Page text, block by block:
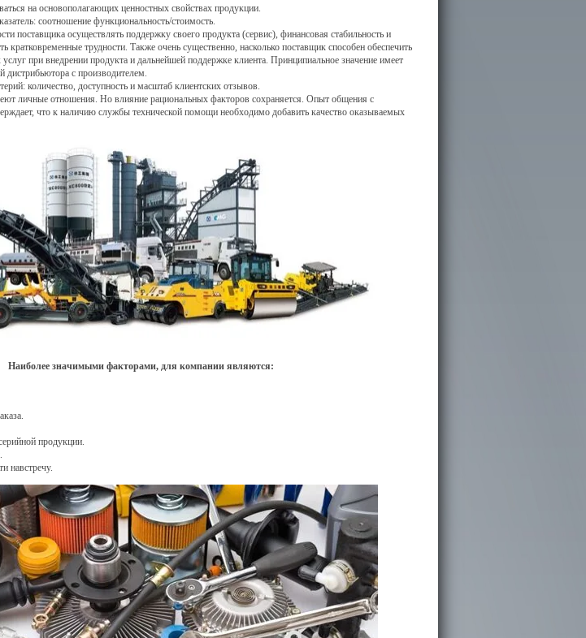
на основополагающих ценностных свойствах продукции.
соотношение функциональность/стоимость.
поставщика осуществлять поддержку своего продукта (сервис), финансовая стабильность и
кратковременные трудности. Также очень существенно, насколько поставщик способен обеспечить
при внедрении продукта и дальнейшей поддержке клиента. Принципиальное значение имеет
дистрибьютора с производителем.
количество, доступность и масштаб клиентских отзывов.
личные отношения. Но влияние рациональных факторов сохраняется. Опыт общения с
что к наличию службы технической помощи необходимо добавить качество оказываемых
Наиболее значимыми факторами, для компании являются:
продукции.
навстречу.